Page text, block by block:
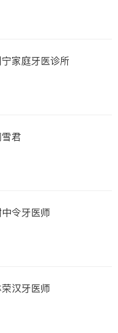
家庭牙医诊所
君
令牙医师
汉牙医师